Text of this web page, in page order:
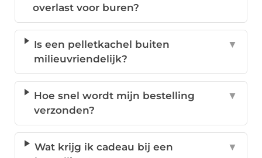
overlast voor buren?
Is een pelletkachel buiten
milieuvriendelijk?
▼
Hoe snel wordt mijn bestelling
verzonden?
▼
Wat krijg ik cadeau bij een
▼